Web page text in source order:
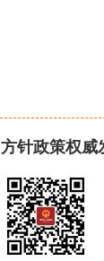
方针政策权威